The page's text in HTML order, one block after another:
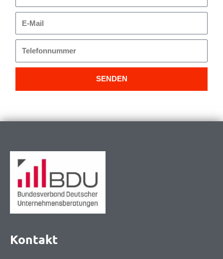
Mail
SENDEN
Kontakt